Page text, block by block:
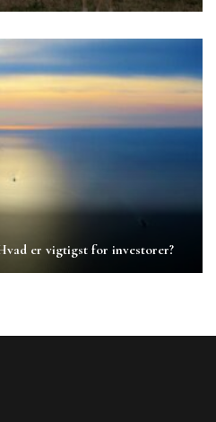
er vigtigst for investorer?